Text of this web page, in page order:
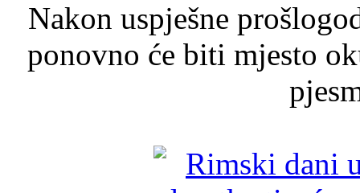
Nakon uspješne
ponovno će biti mjesto